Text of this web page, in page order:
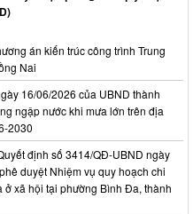
án kiến trúc công trình Trung
Nai
16/06/2026 của UBND thành
ngập nước khi mưa lớn trên địa
2030
định số 3414/QĐ-UBND ngày
duyệt Nhiệm vụ quy hoạch chi
ở xã hội tại phường Bình Đa, thành